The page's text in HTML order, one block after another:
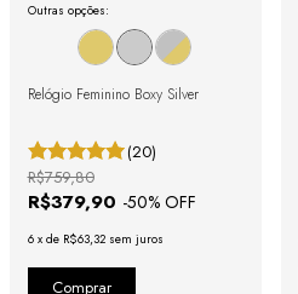
Outras opções:
Relógio Feminino Boxy Silver
(20)
R$379,90 -50% OFF
R$759,80
6 x de R$63,32 sem juros